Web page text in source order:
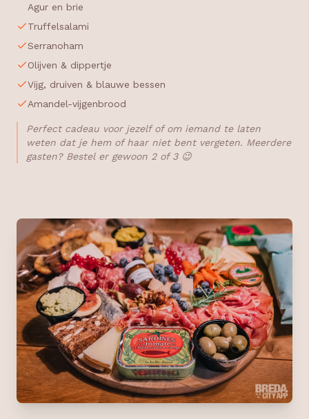
Agur en brie
Truffelsalami
Serranoham
Olijven & dippertje
Vijg, druiven & blauwe bessen
Amandel-vijgenbrood
Perfect cadeau voor jezelf of om iemand te laten
weten dat je hem of haar niet bent vergeten. Meerdere
gasten? Bestel er gewoon 2 of 3 😉